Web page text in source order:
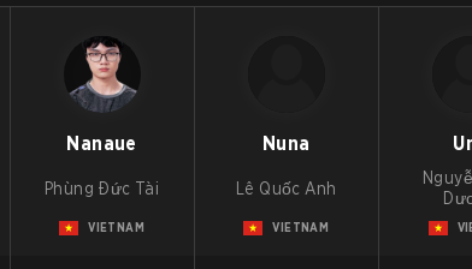
Nanaue
Phùng Đức Tài
VIETNAM
Nuna
Lê Quốc Anh
VIETNAM